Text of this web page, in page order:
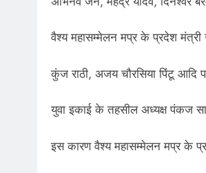
वैश्य महासम्मेलन मप्र के प्रदेश मंत्री
कुंज राठी, अजय चौरसिया पिंटू आदि
युवा इकाई के तहसील अध्यक्ष पंकज
इस कारण वैश्य महासम्मेलन मप्र के